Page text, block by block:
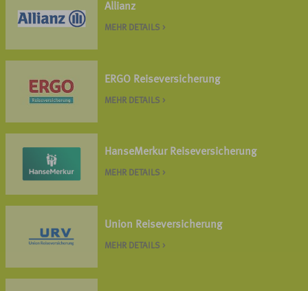
Allianz
MEHR DETAILS >
ERGO Reiseversicherung
MEHR DETAILS >
HanseMerkur Reiseversicherung
MEHR DETAILS >
Union Reiseversicherung
MEHR DETAILS >